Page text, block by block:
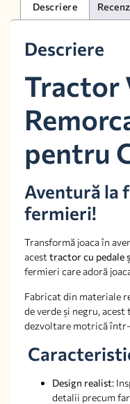
Descriere
Descriere
Tractor
pentru
Aventură la
fermieri!
Transformă joaca în
acesttractor cu pedale
fermieri care adoră
Fabricat din materiale
de verde și negru,
dezvoltare motrică
Design realist:
detalii precum